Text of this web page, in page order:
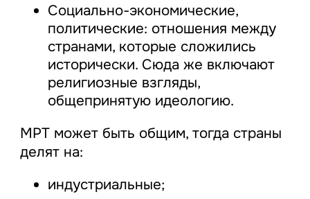
Социально-экономические,
политические: отношения между
странами, которые сложились
исторически. Сюда же включают
религиозные взгляды,
общепринятую идеологию.
МРТ может быть общим, тогда страны
делят на:
индустриальные;